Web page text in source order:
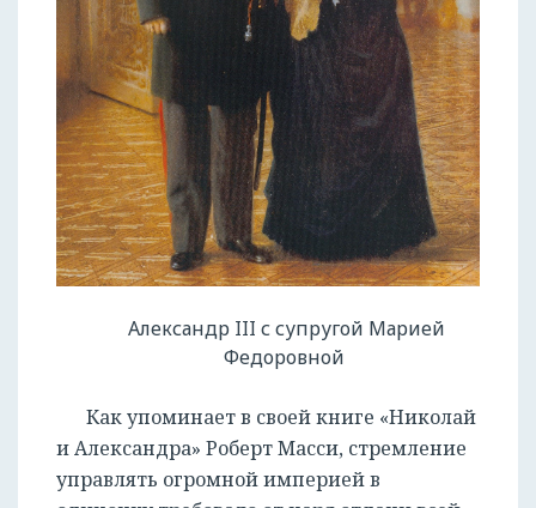
Александр III с супругой Марией
Федоровной
Как упоминает в своей книге «Николай
и Александра» Роберт Масси, стремление
управлять огромной империей в
РЕГИСТРАЦИЯ